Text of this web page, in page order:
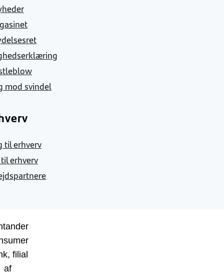
mod svindel
til erhverv
erhverv
filial
af